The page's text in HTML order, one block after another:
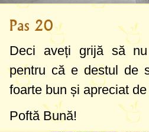
Pas 20
Deci aveți grijă să
pentru că e destul de
foarte bun și apreciat
Poftă Bună!